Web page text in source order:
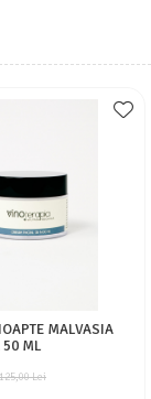
MALVASIA
ML
125,00 Lei